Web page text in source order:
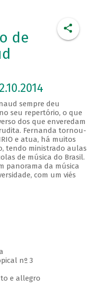
de
sempre deu
seu repertório, o que
dos que enveredam
Fernanda tornou-
e atua, há muitos
tendo ministrado aulas
de música do Brasil.
panorama da música
com um viés
nº 3
e allegro